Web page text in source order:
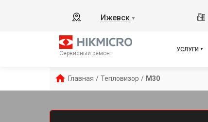
Ижевск ▼
Сервисный ремонт
УСЛУГИ
Главная / Тепловизор / M30